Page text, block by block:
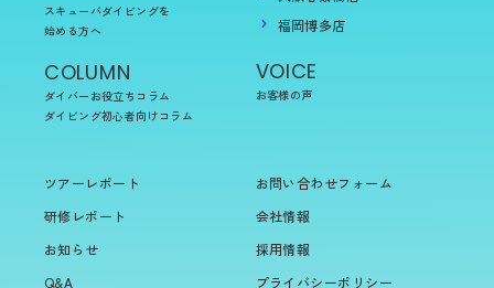
スキューバダイビングを
始める方へ
COLUMN
ダイバーお役立ちコラム
ダイビング初心者向けコラム
福岡博多店
VOICE
お客様の声
ツアーレポート
研修レポート
お知らせ
Q&A
お問い合わせフォーム
会社情報
採用情報
プライバシーポリシー